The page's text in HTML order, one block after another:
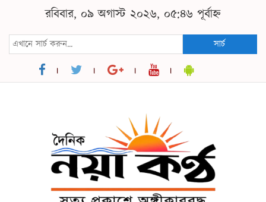
রবিবার, ০৯ অগাস্ট ২০২৬, ০৫:৪৬ পূর্বাহ্ন
সার্চ